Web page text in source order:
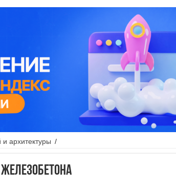
архитектуры /